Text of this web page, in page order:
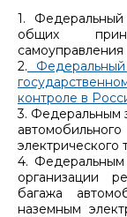
1.
общих
2.
контроле в
3. Федеральным
электрического
4.
организации
багажа
наземным